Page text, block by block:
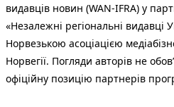
видавців новин (WAN-IFRA) у
«Незалежні регіональні видавці
Норвезькою асоціацією
Норвегії. Погляди авторів не
офіційну позицію партнерів